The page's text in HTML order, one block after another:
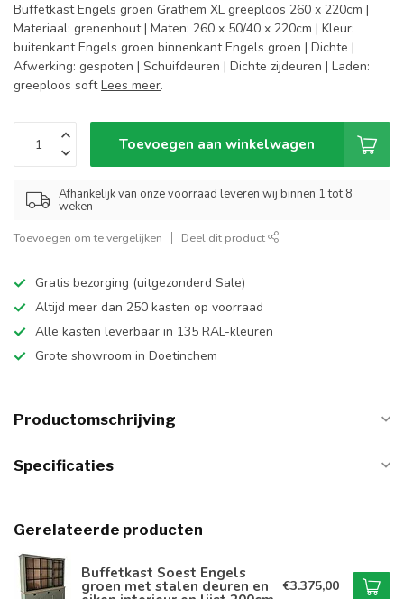
Buffetkast Engels groen Grathem XL greeploos 260 x 220cm |
Materiaal: grenenhout | Maten: 260 x 50/40 x 220cm | Kleur:
buitenkant Engels groen binnenkant Engels groen | Dichte |
Afwerking: gespoten | Schuifdeuren | Dichte zijdeuren | Laden:
greeploos softLees meer.
Toevoegen aan winkelwagen
Afhankelijk van onze voorraad leveren wij binnen 1 tot 8
weken
Toevoegen om te vergelijken Deel dit product
Gratis bezorging (uitgezonderd Sale)
Altijd meer dan 250 kasten op voorraad
Alle kasten leverbaar in 135 RAL-kleuren
Grote showroom in Doetinchem
Productomschrijving
Specificaties
Gerelateerde producten
Buffetkast Soest Engels
groen met stalen deuren en €3.375,00